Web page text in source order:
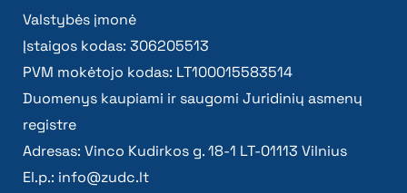
Valstybės įmonė
Įstaigos kodas: 306205513
PVM mokėtojo kodas: LT100015583514
Duomenys kaupiami ir saugomi Juridinių asmenų
registre
Adresas: Vinco Kudirkos g. 18-1 LT-01113 Vilnius
El.p.: info@zudc.lt